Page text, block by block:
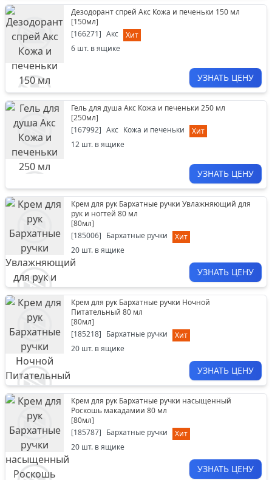
Дезодорант спрей Акс Кожа и печеньки 150 мл
[150мл]
[166271] Акс
Хит
6 шт. в ящике
УЗНАТЬ ЦЕНУ
Гель для душа Акс Кожа и печеньки 250 мл
[250мл]
[167992] Акс Кожа и печеньки
Хит
12 шт. в ящике
УЗНАТЬ ЦЕНУ
Крем для рук Бархатные ручки Увлажняющий для
рук и ногтей 80 мл
[80мл]
[185006] Бархатные ручки
Хит
20 шт. в ящике
УЗНАТЬ ЦЕНУ
Крем для рук Бархатные ручки Ночной
Питательный 80 мл
[80мл]
[185218] Бархатные ручки
Хит
20 шт. в ящике
УЗНАТЬ ЦЕНУ
Крем для рук Бархатные ручки насыщенный
Роскошь макадамии 80 мл
[80мл]
[185787] Бархатные ручки
Хит
20 шт. в ящике
УЗНАТЬ ЦЕНУ